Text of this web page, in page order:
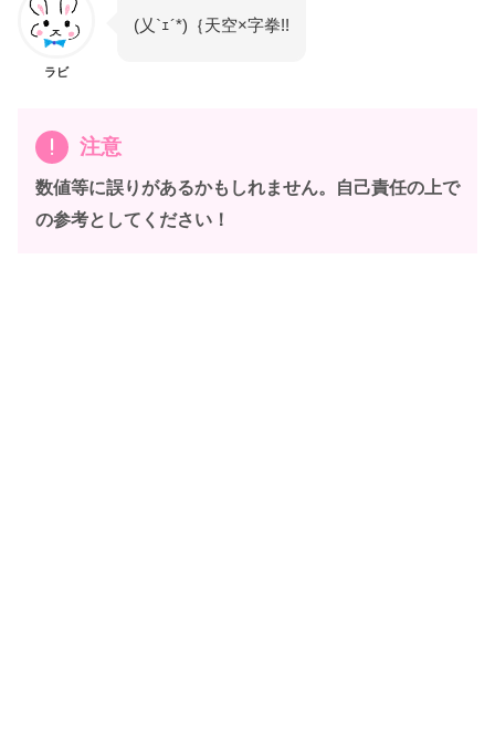
ラビ
(乂`ｪ´*)｛天空×字拳!!
注意
数値等に誤りがあるかもしれません。自己責任の上で
の参考としてください！